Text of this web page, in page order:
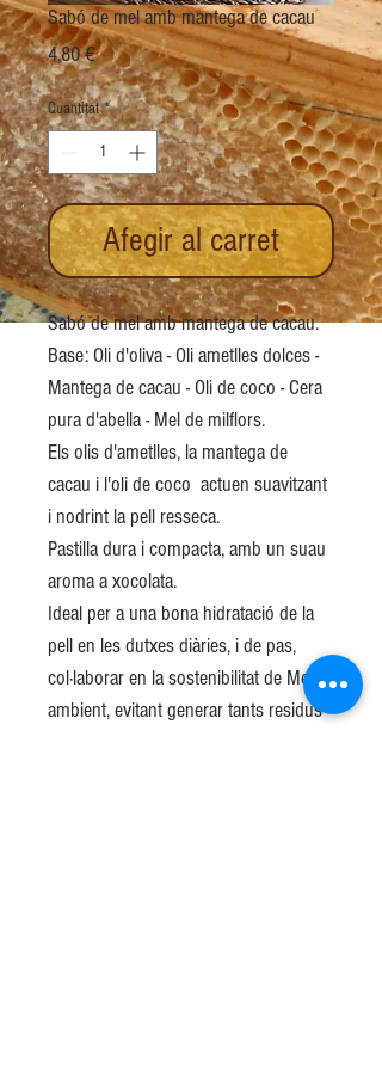
Sabó de mel amb mantega de cacau
4,80 €Price
Quantitat *
Afegir al carret
Sabó de mel amb mantega de cacau.
Base: Oli d'oliva - Oli ametlles dolces -
Mantega de cacau - Oli de coco - Cera
pura d'abella - Mel de milflors.
Els olis d'ametlles, la mantega de
cacau i l'oli de coco actuen suavitzant
i nodrint la pell resseca.
Pastilla dura i compacta, amb un suau
aroma a xocolata.
Ideal per a una bona hidratació de la
pell en les dutxes diàries, i de pas,
col·laborar en la sostenibilitat de Medi
ambient, evitant generar tants residus